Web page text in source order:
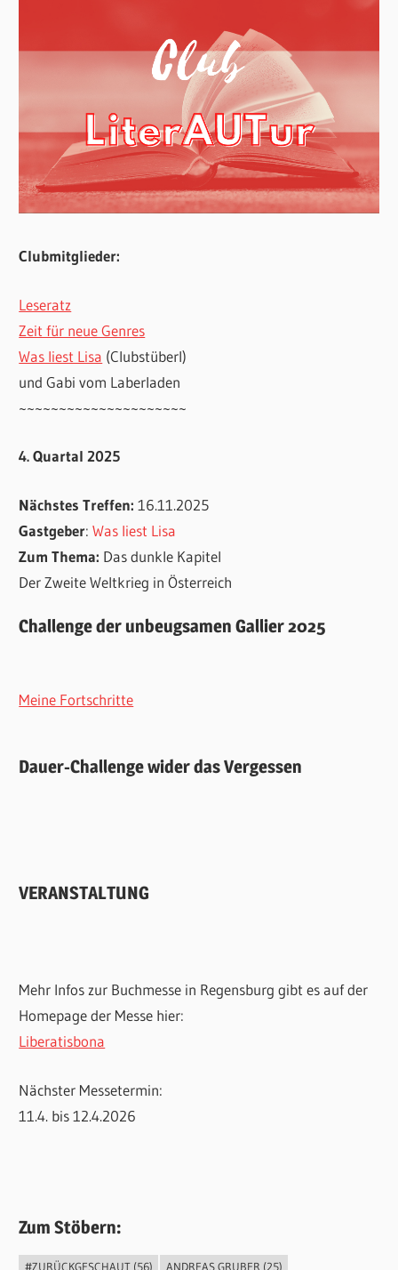
Clubmitglieder:
Leseratz
Zeit für neue Genres
Was liest Lisa (Clubstüberl)
und Gabi vom Laberladen
~~~~~~~~~~~~~~~~~~~~~
4. Quartal 2025
Nächstes Treffen:16.11.2025
Gastgeber:Was liest Lisa
Zum Thema: Das dunkle Kapitel
Der Zweite Weltkrieg in Österreich
Challenge der unbeugsamen Gallier 2025
Meine Fortschritte
Dauer-Challenge wider das Vergessen
VERANSTALTUNG
Mehr Infos zur Buchmesse in Regensburg gibt es auf der
Homepage der Messe hier:
Liberatisbona
Nächster Messetermin:
11.4. bis 12.4.2026
Zum Stöbern:
#ZURÜCKGESCHAUT(56) ANDREAS GRUBER (25)